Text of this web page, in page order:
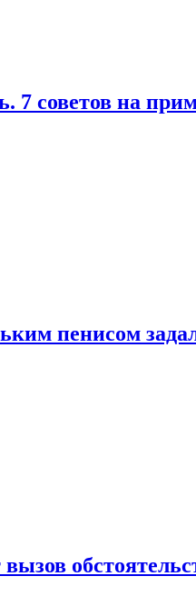
советов на
пенисом